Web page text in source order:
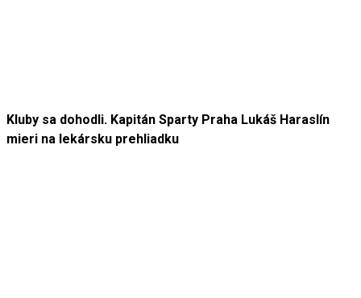
Kluby sa dohodli. Kapitán Sparty Praha Lukáš Haraslín
mieri na lekársku prehliadku